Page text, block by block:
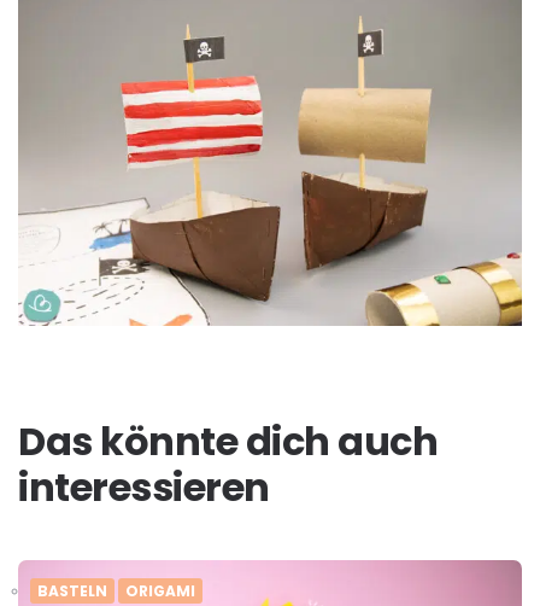
Das könnte dich auch
interessieren
BASTELN ORIGAMI